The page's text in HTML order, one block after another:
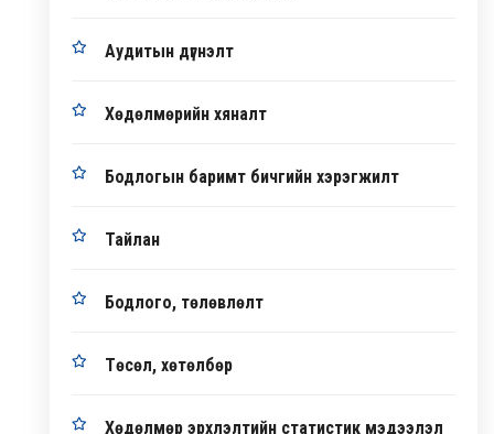
Аудитын дүгнэлт
Хөдөлмөрийн хяналт
Бодлогын баримт бичгийн хэрэгжилт
Тайлан
Бодлого, төлөвлөлт
Төсөл, хөтөлбөр
Хөдөлмөр эрхлэлтийн статистик мэдээлэл